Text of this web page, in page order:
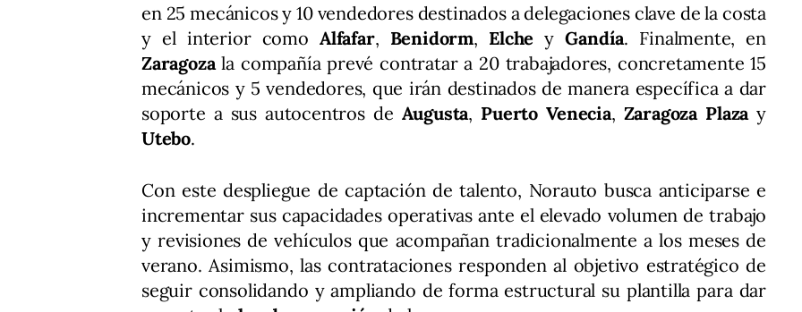
en 25 mecánicos y 10 vendedores destinados a delegaciones clave de la costa
y el interior comoAlfafar, Benidorm, ElcheyGandía. Finalmente, en
Zaragozala compañía prevé contratar a 20 trabajadores, concretamente 15
mecánicos y 5 vendedores, que irán destinados de manera específica a dar
soporte a sus autocentros de Augusta, Puerto Venecia, Zaragoza Plaza y
Utebo.
Con este despliegue de captación de talento, Norauto busca anticiparse e
incrementar sus capacidades operativas ante el elevado volumen de trabajo
y revisiones de vehículos que acompañan tradicionalmente a los meses de
verano. Asimismo, las contrataciones responden al objetivo estratégico de
seguir consolidando y ampliando de forma estructural su plantilla para dar